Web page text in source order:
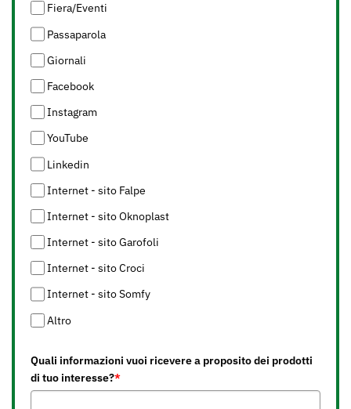
Fiera/Eventi
Passaparola
Giornali
Facebook
Instagram
YouTube
Linkedin
Internet - sito Falpe
Internet - sito Oknoplast
Internet - sito Garofoli
Internet - sito Croci
Internet - sito Somfy
Altro
Quali informazioni vuoi ricevere a proposito dei prodotti
di tuo interesse?*